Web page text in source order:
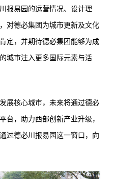
报易园的运营情况、设计理
对德必集团为城市更新及文化
定，并期待德必集团能够为成
城市注入更多国际元素与活
展核心城市，未来将通过德必
台，助力西部创新产业升级，
过德必川报易园这一窗口，向